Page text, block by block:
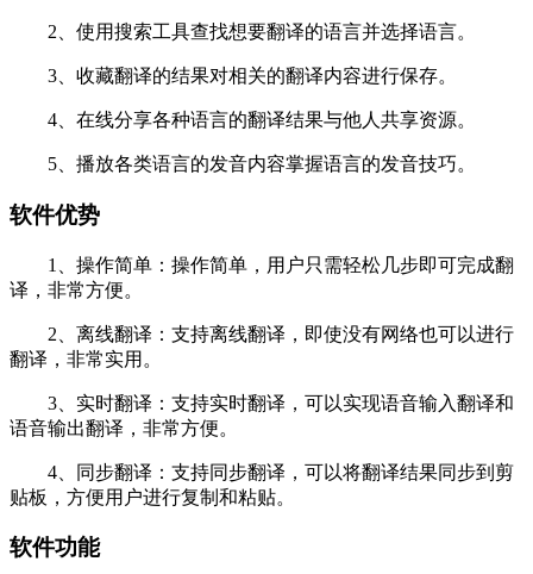
2、使用搜索工具查找想要翻译的语言并选择语言。
3、收藏翻译的结果对相关的翻译内容进行保存。
4、在线分享各种语言的翻译结果与他人共享资源。
5、播放各类语言的发音内容掌握语言的发音技巧。
软件优势
1、操作简单：操作简单，用户只需轻松几步即可完成翻
译，非常方便。
2、离线翻译：支持离线翻译，即使没有网络也可以进行
翻译，非常实用。
3、实时翻译：支持实时翻译，可以实现语音输入翻译和
语音输出翻译，非常方便。
4、同步翻译：支持同步翻译，可以将翻译结果同步到剪
贴板，方便用户进行复制和粘贴。
软件功能